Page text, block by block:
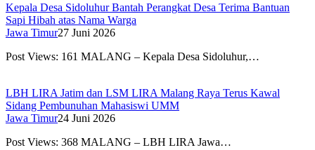
Kepala Desa Sidoluhur Bantah Perangkat Desa Terima Bantuan
Sapi Hibah atas Nama Warga
Jawa Timur27 Juni 2026
Post Views: 161 MALANG – Kepala Desa Sidoluhur,…
LBH LIRA Jatim dan LSM LIRA Malang Raya Terus Kawal
Sidang Pembunuhan Mahasiswi UMM
Jawa Timur24 Juni 2026
Post Views: 368 MALANG – LBH LIRA Jawa…